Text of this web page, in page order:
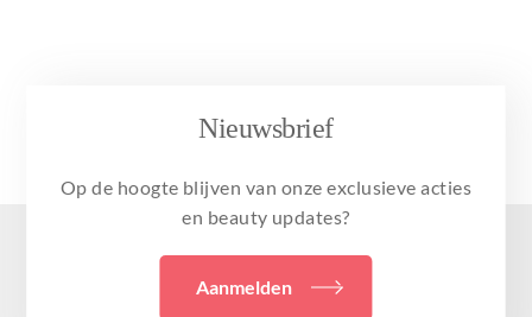
Nieuwsbrief
Op de hoogte blijven van onze exclusieve acties
en beauty updates?
Aanmelden